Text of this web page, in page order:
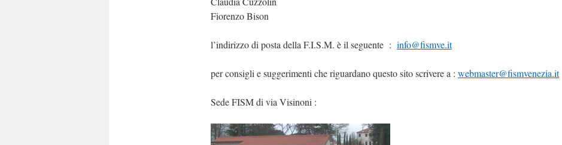
Fiorenzo Bison
l’indirizzo di posta della F.I.S.M. è il seguente : info@fismve.it
per consigli e suggerimenti che riguardano questo sito scrivere a : webmaster@fismvenezia.it
Sede FISM di via Visinoni :